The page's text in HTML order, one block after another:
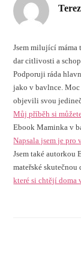
Jsem milující máma
dar citlivosti a
Podporuji ráda
jako v bavlnce.
objevili svou
Můj příběh si
Ebook Maminka v
Napsala jsem je pro
Jsem také
mateřské skutečnou
které si chtějí doma